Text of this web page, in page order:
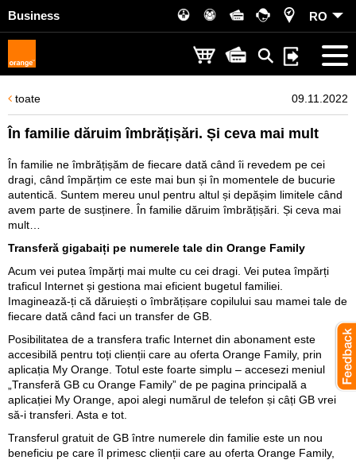
Business RO
toate 09.11.2022
În familie dăruim îmbrățișări. Și ceva mai mult
În familie ne îmbrățișăm de fiecare dată când îi revedem pe cei
dragi, când împărțim ce este mai bun și în momentele de bucurie
autentică. Suntem mereu unul pentru altul și depășim limitele când
avem parte de susținere. În familie dăruim îmbrățișări. Și ceva mai
mult…
Transferă gigabaiți pe numerele tale din Orange Family
Acum vei putea împărți mai multe cu cei dragi. Vei putea împărți
traficul Internet și gestiona mai eficient bugetul familiei.
Imaginează-ți că dăruiești o îmbrățișare copilului sau mamei tale de
fiecare dată când faci un transfer de GB.
Posibilitatea de a transfera trafic Internet din abonament este
accesibilă pentru toți clienții care au oferta Orange Family, prin
aplicația My Orange. Totul este foarte simplu – accesezi meniul
„Transferă GB cu Orange Family” de pe pagina principală a
aplicației My Orange, apoi alegi numărul de telefon și câți GB vrei
să-i transferi. Asta e tot.
Transferul gratuit de GB între numerele din familie este un nou
beneficiu pe care îl primesc clienții care au oferta Orange Family,